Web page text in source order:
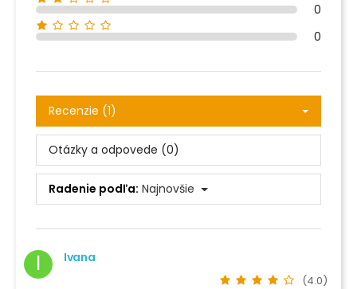
0
0
Recenzie (1)
Otázky a odpovede (0)
Radenie podľa: Najnovšie
I Ivana
(4.0)